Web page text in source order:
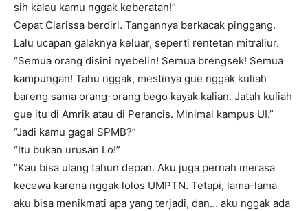
sih kalau kamu nggak keberatan!”
Cepat Clarissa berdiri. Tangannya berkacak pinggang.
Lalu ucapan galaknya keluar, seperti rentetan mitraliur.
“Semua orang disini nyebelin! Semua brengsek! Semua
kampungan! Tahu nggak, mestinya gue nggak kuliah
bareng sama orang-orang bego kayak kalian. Jatah kuliah
gue itu di Amrik atau di Perancis. Minimal kampus UI.”
“Jadi kamu gagal SPMB?”
“Itu bukan urusan Lo!”
“Kau bisa ulang tahun depan. Aku juga pernah merasa
kecewa karena nggak lolos UMPTN. Tetapi, lama-lama
aku bisa menikmati apa yang terjadi, dan… aku nggak ada